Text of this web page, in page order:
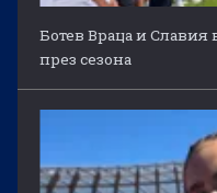
Ботев Враца и Славия
през сезона